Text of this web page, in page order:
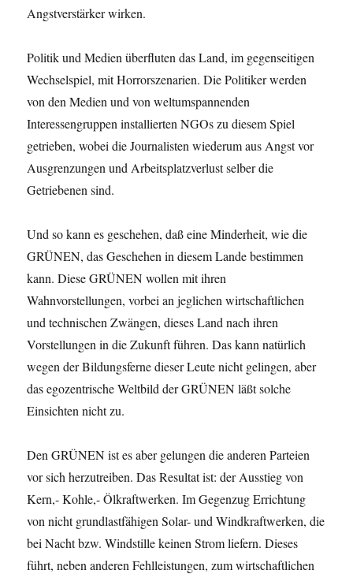
Angstverstärker wirken.
Politik und Medien überfluten das Land, im gegenseitigen
Wechselspiel, mit Horrorszenarien. Die Politiker werden
von den Medien und von weltumspannenden
Interessengruppen installierten NGOs zu diesem Spiel
getrieben, wobei die Journalisten wiederum aus Angst vor
Ausgrenzungen und Arbeitsplatzverlust selber die
Getriebenen sind.
Und so kann es geschehen, daß eine Minderheit, wie die
GRÜNEN, das Geschehen in diesem Lande bestimmen
kann. Diese GRÜNEN wollen mit ihren
Wahnvorstellungen, vorbei an jeglichen wirtschaftlichen
und technischen Zwängen, dieses Land nach ihren
Vorstellungen in die Zukunft führen. Das kann natürlich
wegen der Bildungsferne dieser Leute nicht gelingen, aber
das egozentrische Weltbild der GRÜNEN läßt solche
Einsichten nicht zu.
Den GRÜNEN ist es aber gelungen die anderen Parteien
vor sich herzutreiben. Das Resultat ist: der Ausstieg von
Kern,- Kohle,- Ölkraftwerken. Im Gegenzug Errichtung
von nicht grundlastfähigen Solar- und Windkraftwerken, die
bei Nacht bzw. Windstille keinen Strom liefern. Dieses
führt, neben anderen Fehlleistungen, zum wirtschaftlichen